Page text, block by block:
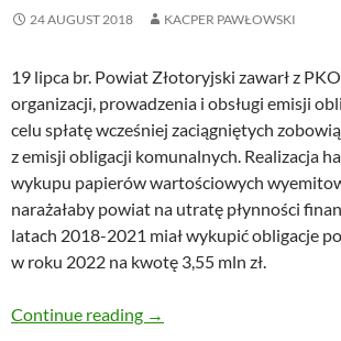
24 AUGUST 2018 KACPER PAWŁOWSKI
19 lipca br. Powiat Złotoryjski zawarł z
organizacji, prowadzenia i obsługi emisji
celu spłatę wcześniej zaciągniętych
z emisji obligacji komunalnych. Realizacja
wykupu papierów wartościowych
narażałaby powiat na utratę płynności
latach 2018-2021 miał wykupić obligacje
w roku 2022 na kwotę 3,55 mln zł.
Continue reading Drogie czy tanie
→